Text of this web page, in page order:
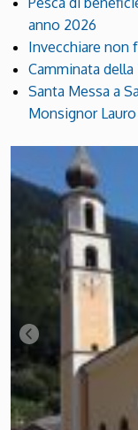
anno 2026
Invecchiare non
Camminata
Santa Messa a
Monsignor